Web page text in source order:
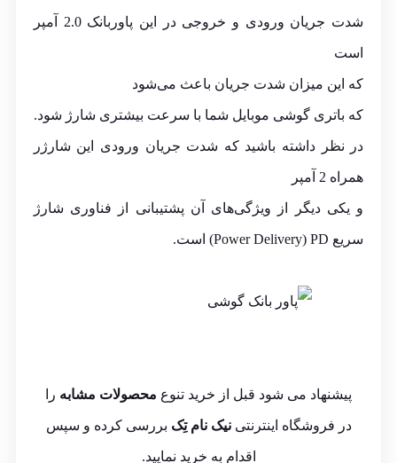
شدت جریان ورودی و خروجی در این پاوربانک 2.0 آمپر
است
که این میزان شدت جریان باعث می‌شود
که باتری گوشی موبایل شما با سرعت بیشتری شارژ شود.
در نظر داشته باشید که شدت جریان ورودی این شارژر
همراه 2 آمپر
و یکی دیگر از ویژگی‌های آن پشتیبانی از فناوری شارژ
سریع Power Delivery) PD) است.
پیشنهاد می شود قبل از خرید تنوع محصولات مشابه را
در فروشگاه اینترنتینیک نام تِک بررسی کرده و سپس
اقدام به خرید نمایید.